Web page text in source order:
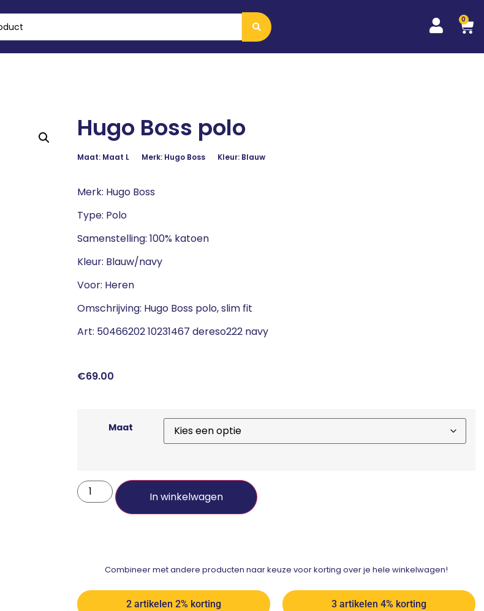
0
Hugo Boss polo
Maat: Maat L Merk: Hugo Boss Kleur: Blauw
Merk: Hugo Boss
Type: Polo
Samenstelling: 100% katoen
Kleur: Blauw/navy
Voor: Heren
Omschrijving: Hugo Boss polo, slim fit
Art: 50466202 10231467 dereso222 navy
€69.00
Maat
In winkelwagen
Combineer met andere producten naar keuze voor korting over je hele winkelwagen!
2 artikelen 2% korting 3 artikelen 4% korting